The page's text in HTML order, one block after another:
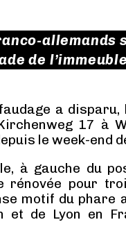
allemands
de
a
17 à
le week-end
à gauche du
pour
motif du phare
et de Lyon en